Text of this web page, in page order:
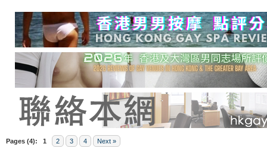
Pages (4): 1 2 3 4 Next »